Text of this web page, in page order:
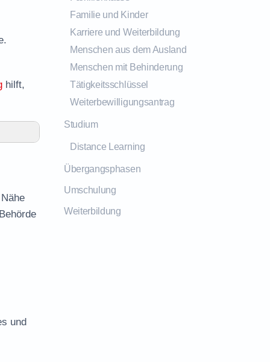
hilft,
und
Familie und Kinder
Karriere und Weiterbildung
Menschen aus dem Ausland
Menschen mit Behinderung
Tätigkeitsschlüssel
Weiterbewilligungsantrag
Studium
Distance Learning
Übergangsphasen
Umschulung
Weiterbildung